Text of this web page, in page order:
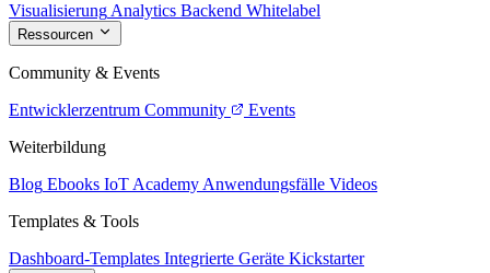
Visualisierung Analytics Backend Whitelabel
Ressourcen
Community & Events
Entwicklerzentrum Community
Events
Weiterbildung
Blog Ebooks IoT Academy Anwendungsfälle Videos
Templates & Tools
Dashboard-Templates Integrierte Geräte Kickstarter